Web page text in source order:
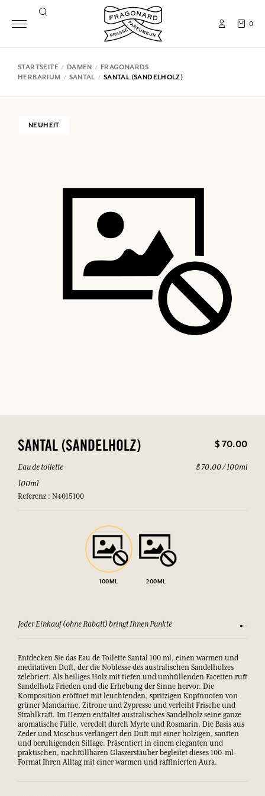
0
STARTSEITE DAMEN
FRAGONARDS
HERBARIUM
SANTAL SANTAL (SANDELHOLZ)
NEUHEIT
SANTAL (SANDELHOLZ) $ 70.00
Eau de toilette
100ml
Referenz : N4015100
$ 70.00 / 100ml
100ML 200ML
Jeder Einkauf (ohne Rabatt) bringt Ihnen Punkte Sehen
Entdecken Sie das Eau de Toilette Santal 100 ml, einen warmen und
meditativen Duft, der die Noblesse des australischen Sandelholzes
zelebriert. Als heiliges Holz mit tiefen und umhüllenden Facetten ruft
Sandelholz Frieden und die Erhebung der Sinne hervor. Die
Komposition eröffnet mit leuchtenden, spritzigen Kopfnnoten von
grüner Mandarine, Zitrone und Zypresse und verleiht Frische und
Strahlkraft. Im Herzen entfaltet australisches Sandelholz seine ganze
aromatische Fülle, veredelt durch Myrte und Rosmarin. Die Basis aus
Zeder und Moschus verlängert den Duft mit einer holzigen, sanften
und beruhigenden Sillage. Präsentiert in einem eleganten und
praktischen, nachfüllbaren Glaszerstäuber begleitet dieses 100-ml-
Format Ihren Alltag mit einer warmen und raffinierten Aura.